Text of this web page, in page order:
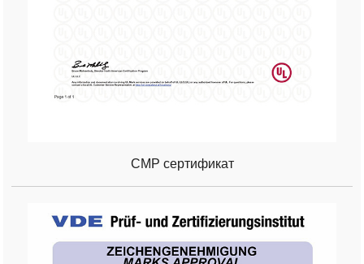
CMP сертификат